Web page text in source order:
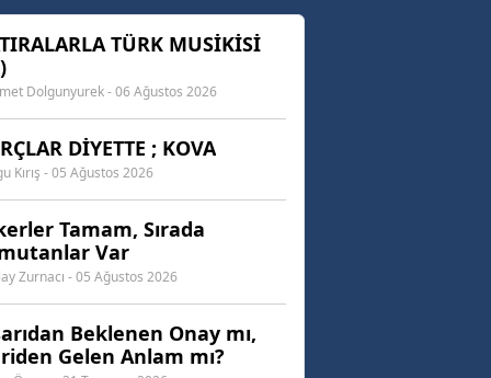
teachings of the great explorer
truth, the master-builder of
The languages
differ in th...
TÜRK MUSİKİSİ
Dolgunyurek - 06 Ağustos 2026
DİYETTE ; KOVA
Kırış - 05 Ağustos 2026
Tamam, Sırada
Var
Zurnacı - 05 Ağustos 2026
Beklenen Onay mı,
Gelen Anlam mı?